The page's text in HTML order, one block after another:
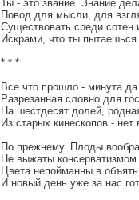
Ты - это звание. Знание
Повод для мысли, для
Существовать среди сотен
Искрами, что ты
* * *
Все что прошло - минута
Разрезанная словно для
На шестдесят долей,
Из старых кинескопов - нет
По прежнему. Плоды
Не выжаты
Цвета непойманны в
И новый день уже за нас